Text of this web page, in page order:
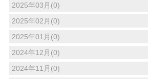
2025年03月(0)
2025年02月(0)
2025年01月(0)
2024年12月(0)
2024年11月(0)